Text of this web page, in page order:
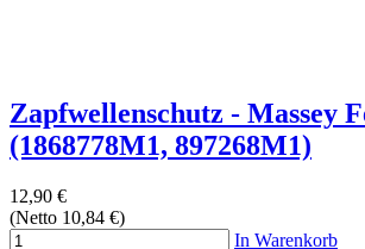
Zapfwellenschutz - Massey
(1868778M1, 897268M1)
12,90 €
(Netto 10,84 €)
In Warenkorb